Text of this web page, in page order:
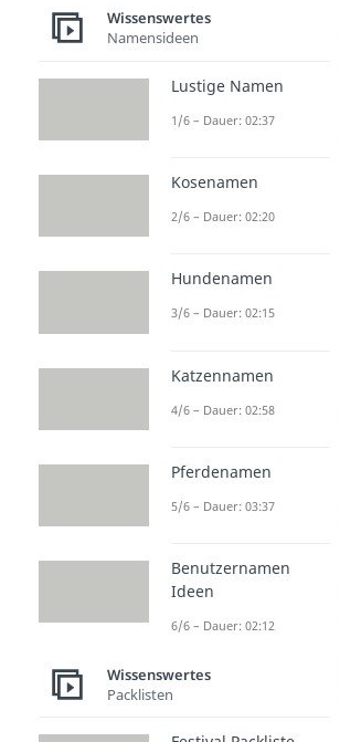
—Bertolt Brecht
„Glück ist
Wer lieben kann,
—Hermann
„Man ist
wenn man lieber
fortgeht.“
Gedichte zum
Wenn du etwas
, ist
genau das Richtige.
passen perfekt zum
Ein Band aus
hält zwei Herzen
Jahr für Jahr, mit
geht ihr euren
Ein Jahr, ein
Wissenswertes
Namensideen
Lustige Namen
1/6 – Dauer: 02:37
Kosenamen
2/6 – Dauer: 02:20
Hundenamen
3/6 – Dauer: 02:15
Katzennamen
4/6 – Dauer: 02:58
Pferdenamen
5/6 – Dauer: 03:37
Benutzernamen
Ideen
6/6 – Dauer: 02:12
Wissenswertes
Packlisten